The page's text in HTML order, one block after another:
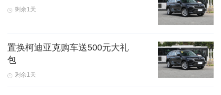
剩余1天
置换柯迪亚克购车送500元大礼
包
剩余1天